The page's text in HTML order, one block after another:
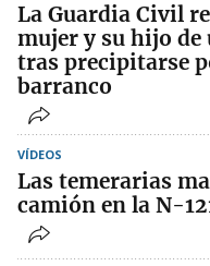
La Guardia Civil
mujer y su hijo de
tras precipitarse
barranco
VÍDEOS
Las temerarias
camión en la N-